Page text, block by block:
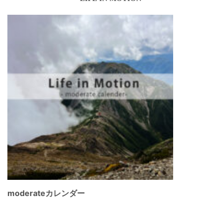
moderateカレンダー